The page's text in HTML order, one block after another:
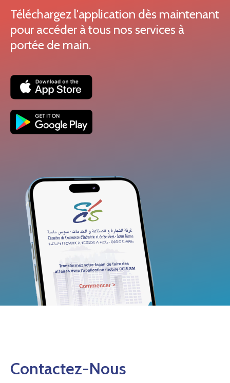
Téléchargez l'application dès maintenant
pour accéder à tous nos services à
portée de main.
Contactez-Nous